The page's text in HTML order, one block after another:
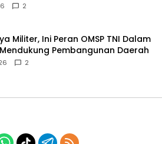
2
Militer, Ini Peran OMSP TNI Dalam
Pembangunan Daerah
2